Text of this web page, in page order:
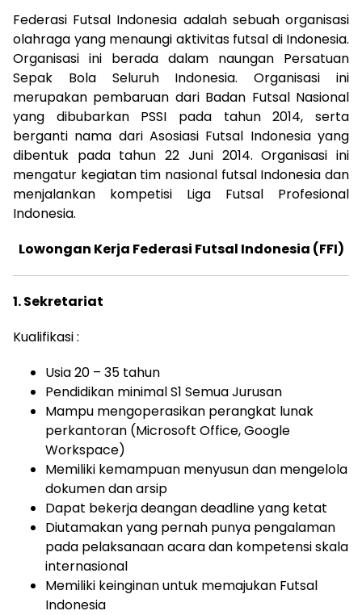
Federasi Futsal Indonesia adalah sebuah organisasi
olahraga yang menaungi aktivitas futsal di Indonesia.
Organisasi ini berada dalam naungan Persatuan
Sepak Bola Seluruh Indonesia. Organisasi ini
merupakan pembaruan dari Badan Futsal Nasional
yang dibubarkan PSSI pada tahun 2014, serta
berganti nama dari Asosiasi Futsal Indonesia yang
dibentuk pada tahun 22 Juni 2014. Organisasi ini
mengatur kegiatan tim nasional futsal Indonesia dan
menjalankan kompetisi Liga Futsal Profesional
Indonesia.
Lowongan Kerja Federasi Futsal Indonesia (FFI)
1. Sekretariat
Kualifikasi :
Usia 20 – 35 tahun
Pendidikan minimal S1 Semua Jurusan
Mampu mengoperasikan perangkat lunak
perkantoran (Microsoft Office, Google
Workspace)
Memiliki kemampuan menyusun dan mengelola
dokumen dan arsip
Dapat bekerja deangan deadline yang ketat
Diutamakan yang pernah punya pengalaman
pada pelaksanaan acara dan kompetensi skala
internasional
Memiliki keinginan untuk memajukan Futsal
Indonesia